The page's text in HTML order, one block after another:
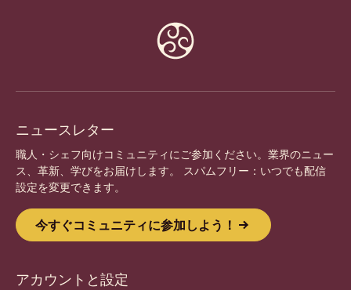
ニュースレター
職人・シェフ向けコミュニティにご参加ください。業界のニュー
ス、革新、学びをお届けします。 スパムフリー：いつでも配信
設定を変更できます。
今すぐコミュニティに参加しよう！
アカウントと設定